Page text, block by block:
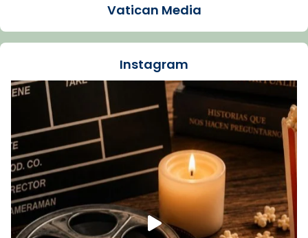
La Carmina va patir depressió. Fa gairebé
dos mesos, a l'Estadi Lluís Companys, la
Recupera l'entrevista comp
Vatican
tican News 👇
www.vaticannews.va/es/iglesia/news/2026-
07/carmina-historia-depresion-papa-viaje-
espana-testimoni...
Foto
View on Facebook · Share
Vatican Media
Instagram